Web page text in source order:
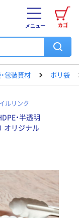
カゴ
メニュー
包装資材 ポリ袋
ルリンク
・半透明
オリジナル